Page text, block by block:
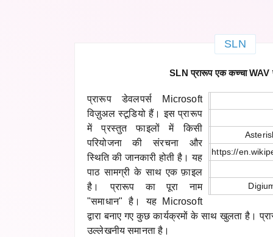
SLN
SLN प्रारूप एक कच्चा WAV
https://
प्रारूप डेवलपर्स Microsoft
विज़ुअल स्टूडियो हैं। इस प्रारूप
में प्रस्तुत फाइलों में किसी
परियोजना की संरचना और
स्थिति की जानकारी होती है। यह
पाठ सामग्री के साथ एक फ़ाइल
है। प्रारूप का पूरा नाम
"समाधान" है। यह Microsoft
द्वारा बनाए गए कुछ कार्यक्रमों के साथ खुलता है।
उल्लेखनीय समानता है।